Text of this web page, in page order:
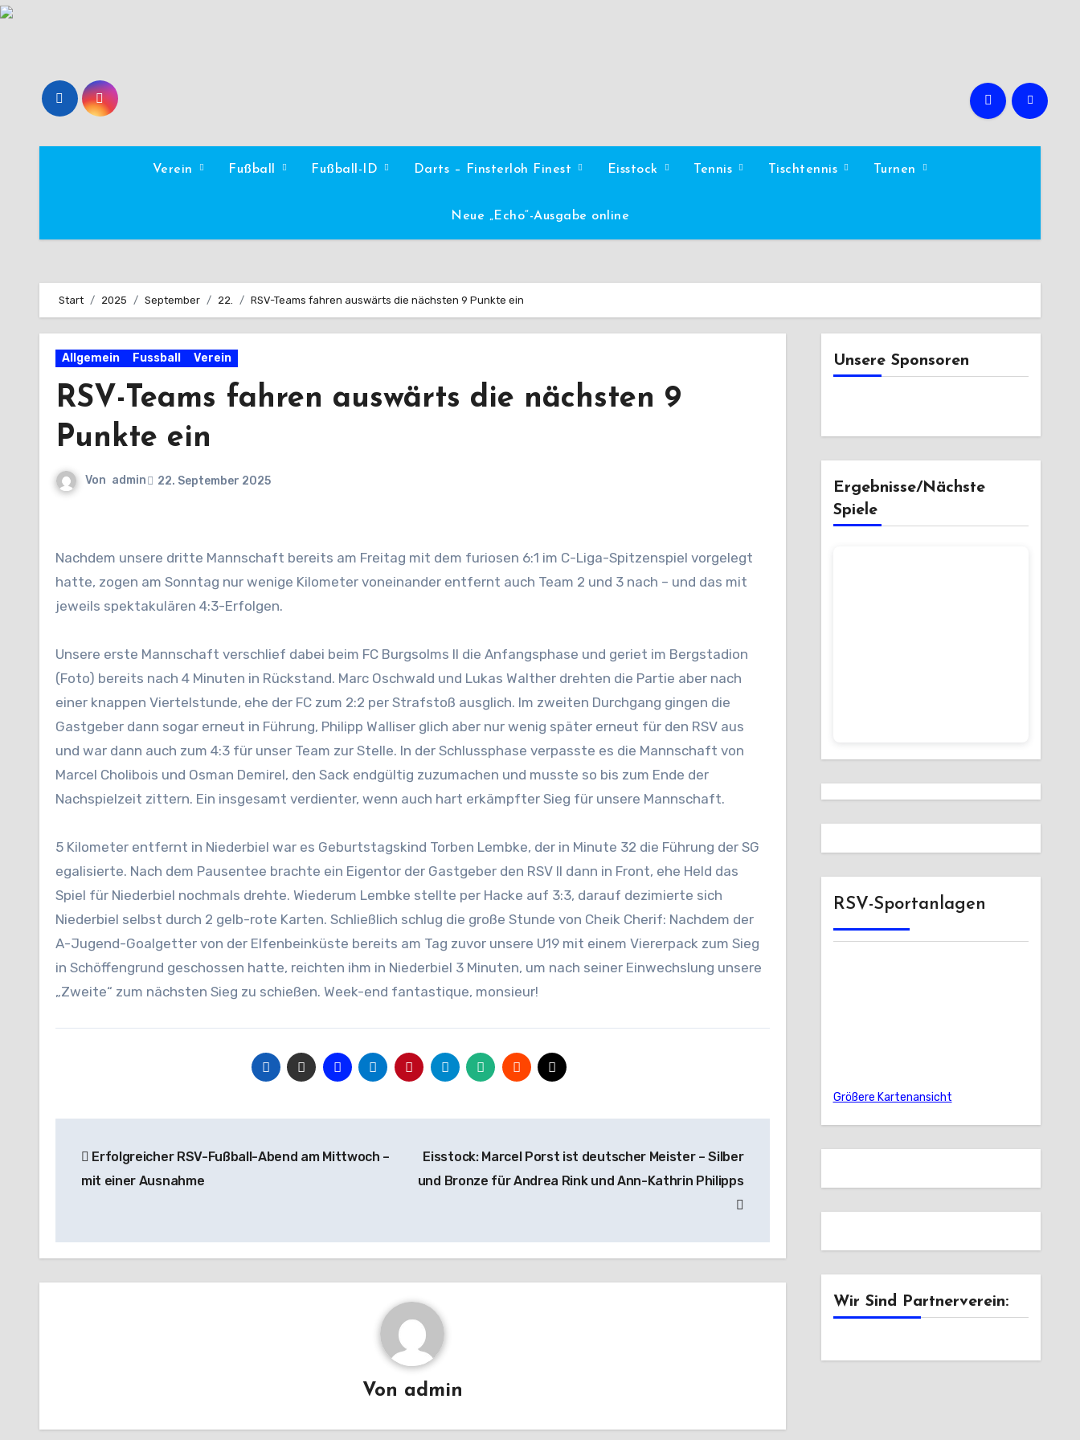
Zum
Verein Fußball Fußball-ID Darts – Finsterloh Finest Eisstock Tennis Tischtennis Turnen
Neue „Echo“-Ausgabe online
Start 2025 September 22. RSV-Teams fahren auswärts die nächsten 9 Punkte ein
Allgemein Fussball Verein
RSV-Teams fahren auswärts die nächsten 9
Punkte ein
Von admin 22. September 2025
Nachdem unsere dritte Mannschaft bereits am Freitag mit dem furiosen 6:1 im C-Liga-Spitzenspiel vorgelegt
hatte, zogen am Sonntag nur wenige Kilometer voneinander entfernt auch Team 2 und 3 nach – und das mit
jeweils spektakulären 4:3-Erfolgen.
Unsere erste Mannschaft verschlief dabei beim FC Burgsolms II die Anfangsphase und geriet im Bergstadion
(Foto) bereits nach 4 Minuten in Rückstand. Marc Oschwald und Lukas Walther drehten die Partie aber nach
einer knappen Viertelstunde, ehe der FC zum 2:2 per Strafstoß ausglich. Im zweiten Durchgang gingen die
Gastgeber dann sogar erneut in Führung, Philipp Walliser glich aber nur wenig später erneut für den RSV aus
und war dann auch zum 4:3 für unser Team zur Stelle. In der Schlussphase verpasste es die Mannschaft von
Marcel Cholibois und Osman Demirel, den Sack endgültig zuzumachen und musste so bis zum Ende der
Nachspielzeit zittern. Ein insgesamt verdienter, wenn auch hart erkämpfter Sieg für unsere Mannschaft.
5 Kilometer entfernt in Niederbiel war es Geburtstagskind Torben Lembke, der in Minute 32 die Führung der SG
egalisierte. Nach dem Pausentee brachte ein Eigentor der Gastgeber den RSV II dann in Front, ehe Held das
Spiel für Niederbiel nochmals drehte. Wiederum Lembke stellte per Hacke auf 3:3, darauf dezimierte sich
Niederbiel selbst durch 2 gelb-rote Karten. Schließlich schlug die große Stunde von Cheik Cherif: Nachdem der
A-Jugend-Goalgetter von der Elfenbeinküste bereits am Tag zuvor unsere U19 mit einem Viererpack zum Sieg
in Schöffengrund geschossen hatte, reichten ihm in Niederbiel 3 Minuten, um nach seiner Einwechslung unsere
„Zweite“ zum nächsten Sieg zu schießen. Week-end fantastique, monsieur!
Erfolgreicher RSV-Fußball-Abend am Mittwoch –
mit einer Ausnahme
Eisstock: Marcel Porst ist deutscher Meister – Silber
und Bronze für Andrea Rink und Ann-Kathrin Philipps
Von admin
Unsere Sponsoren
Ergebnisse/Nächste
Spiele
RSV-Sportanlagen
Größere Kartenansicht
Wir Sind Partnerverein: